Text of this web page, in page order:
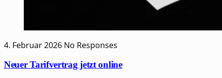
4. Februar 2026 No Responses
Neuer Tarifvertrag jetzt online